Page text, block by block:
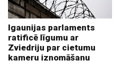
Igaunijas parlaments
ratificē līgumu ar
Zviedriju par cietumu
kameru iznomāšanu